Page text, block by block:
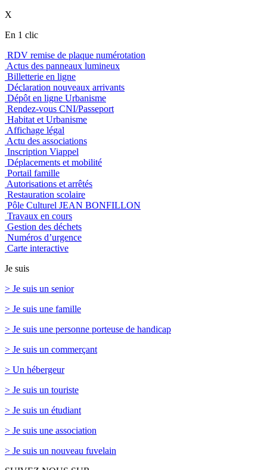
X
En 1 clic
RDV remise de plaque numérotation
Actus des panneaux lumineux
Billetterie en ligne
Déclaration nouveaux arrivants
Dépôt en ligne Urbanisme
Rendez-vous CNI/Passeport
Habitat et Urbanisme
Affichage légal
Actu des associations
Inscription Viappel
Déplacements et mobilité
Portail famille
Autorisations et arrêtés
Restauration scolaire
Pôle Culturel JEAN BONFILLON
Travaux en cours
Gestion des déchets
Numéros d’urgence
Carte interactive
Je suis
> Je suis un senior
> Je suis une famille
> Je suis une personne porteuse de handicap
> Je suis un commerçant
> Un hébergeur
> Je suis un touriste
> Je suis un étudiant
> Je suis une association
> Je suis un nouveau fuvelain